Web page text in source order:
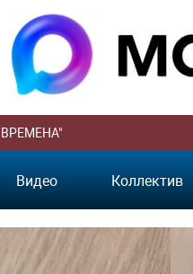
Видео Коллектив